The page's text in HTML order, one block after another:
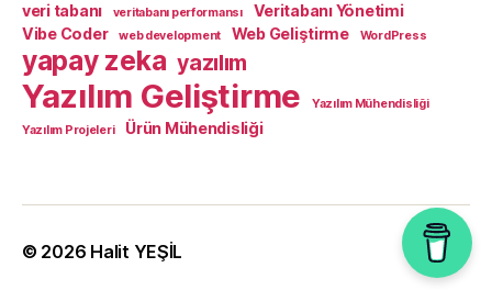
veri tabanı veritabanı performansı
Veritabanı Yönetimi
Vibe Coder
web development Web Geliştirme WordPress
yapay zeka yazılım
Yazılım Geliştirme
Yazılım Mühendisliği
Yazılım Projeleri
Ürün Mühendisliği
© 2026 Halit YEŞİL Yukarı ↑